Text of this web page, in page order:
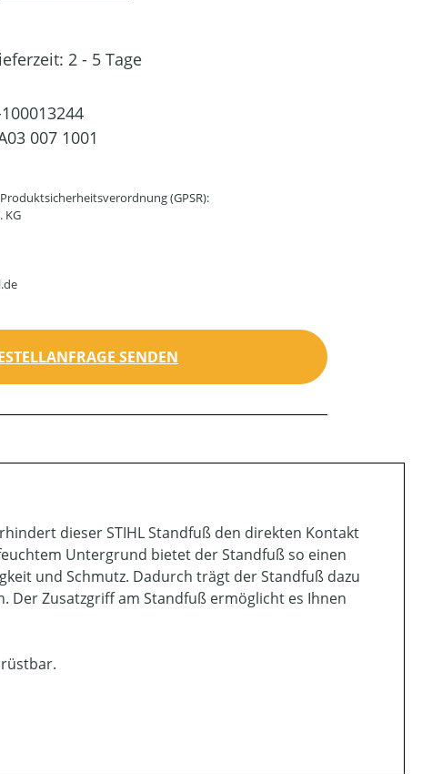
2 - 5 Tage
007 1001
(GPSR):
KG
SENDEN
dieser STIHL Standfuß den direkten Kontakt
Untergrund bietet der Standfuß so einen
und Schmutz. Dadurch trägt der Standfuß dazu
Der Zusatzgriff am Standfuß ermöglicht es Ihnen